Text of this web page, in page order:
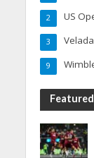
US
2
3
9
Featured